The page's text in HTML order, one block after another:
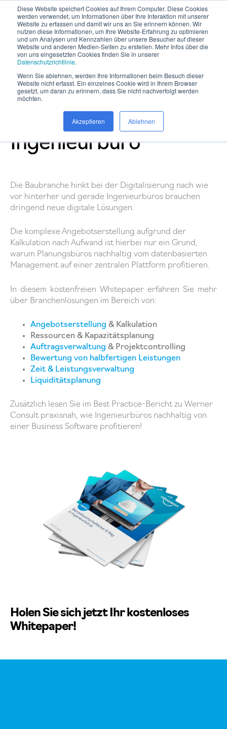
Diese Website speichert Cookies auf Ihrem Computer. Diese Cookies
werden verwendet, um Informationen über Ihre Interaktion mit unserer
Website zu erfassen und damit wir uns an Sie erinnern können. Wir
nutzen diese Informationen, um Ihre Website-Erfahrung zu optimieren
und um Analysen und Kennzahlen über unsere Besucher auf dieser
Website und anderen Medien-Seiten zu erstellen. Mehr Infos über die
von uns eingesetzten Cookies finden Sie in unserer
Datenschutzrichtlinie.
Wenn Sie ablehnen, werden Ihre Informationen beim Besuch dieser
Website nicht erfasst. Ein einzelnes Cookie wird in Ihrem Browser
gesetzt, um daran zu erinnern, dass Sie nicht nachverfolgt werden
möchten.
Akzeptieren Ablehnen
Betriebswirtschaftlich
er Erfolg im
Ingenieurbüro
Die Baubranche hinkt bei der Digitalisierung nach wie
vor hinterher und gerade Ingenieurbüros brauchen
dringend neue digitale Lösungen.
Die komplexe Angebotserstellung aufgrund der
Kalkulation nach Aufwand ist hierbei nur ein Grund,
warum Planungsbüros nachhaltig vom datenbasierten
Management auf einer zentralen Plattform profitieren.
In diesem kostenfreien Whitepaper erfahren Sie mehr
über Branchenlösungen im Bereich von:
Angebotserstellung & Kalkulation
Ressourcen & Kapazitätsplanung
Auftragsverwaltung & Projektcontrolling
Bewertung von halbfertigen Leistungen
Zeit & Leistungsverwaltung
Liquiditätsplanung
Zusätzlich lesen Sie im Best Practice-Bericht zu Werner
Consult praxisnah, wie Ingenieurbüros nachhaltig von
einer Business Software profitieren!
Holen Sie sich jetzt Ihr kostenloses
Whitepaper!